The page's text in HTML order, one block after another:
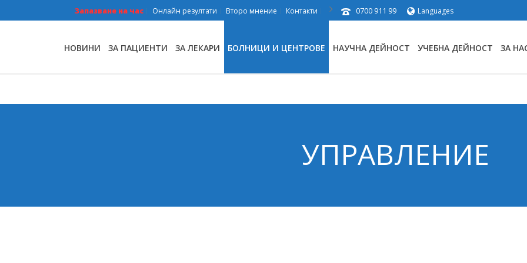
Запазване на час Онлайн резултати Второ мнение Контакти 0700 911 99 Languages
НОВИНИ ЗА ПАЦИЕНТИ ЗА ЛЕКАРИ БОЛНИЦИ И ЦЕНТРОВЕ НАУЧНА ДЕЙНОСТ УЧЕБНА ДЕЙНОСТ ЗА
УПРАВЛЕНИЕ